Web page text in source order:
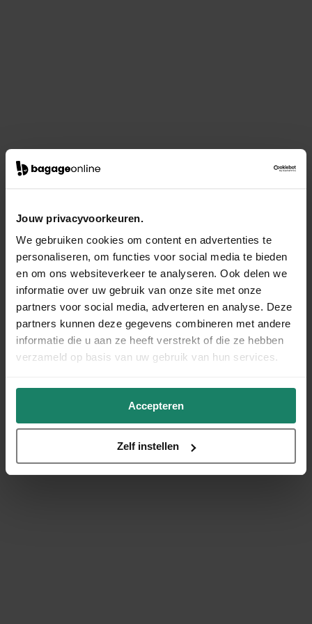
Jouw privacyvoorkeuren.
We gebruiken cookies om content en advertenties te
personaliseren, om functies voor social media te bieden
en om ons websiteverkeer te analyseren. Ook delen we
informatie over uw gebruik van onze site met onze
partners voor social media, adverteren en analyse. Deze
partners kunnen deze gegevens combineren met andere
informatie die u aan ze heeft verstrekt of die ze hebben
verzameld op basis van uw gebruik van hun services.
Accepteren
Zelf instellen